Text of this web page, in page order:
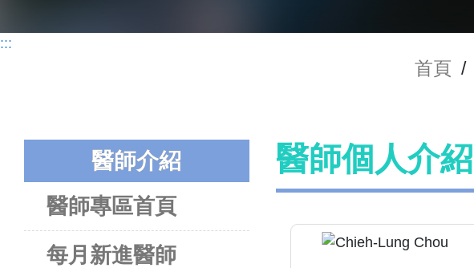
:::
首頁 /
醫師介紹
醫師專區首頁
每月新進醫師
醫師個人介紹